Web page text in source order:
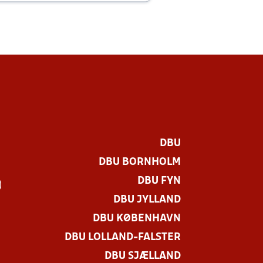
DBU
DBU BORNHOLM
DBU FYN
DBU JYLLAND
DBU KØBENHAVN
DBU LOLLAND-FALSTER
DBU SJÆLLAND